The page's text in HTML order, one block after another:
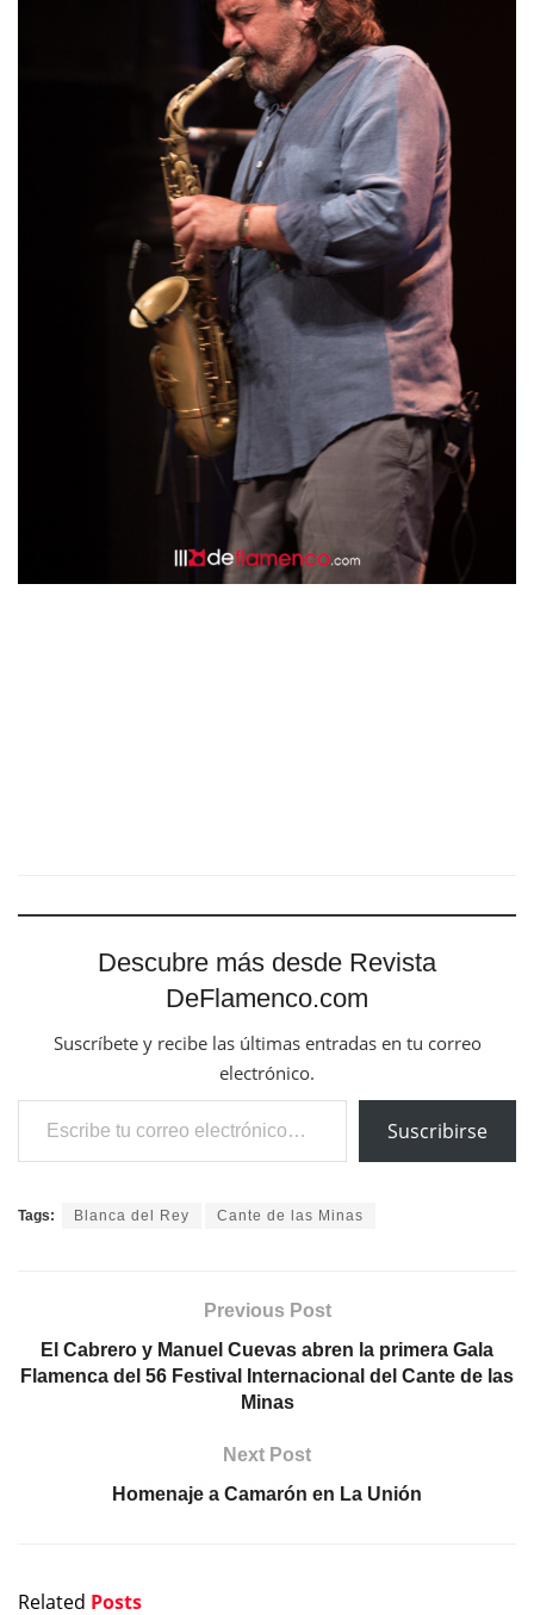
Descubre más desde Revista
DeFlamenco.com
Suscríbete y recibe las últimas entradas en tu correo
electrónico.
Escribe tu correo electrónico…
Suscribirse
Tags: Blanca del Rey Cante de las Minas
Previous Post
El Cabrero y Manuel Cuevas abren la primera Gala
Flamenca del 56 Festival Internacional del Cante de las
Minas
Next Post
Homenaje a Camarón en La Unión
Related Posts